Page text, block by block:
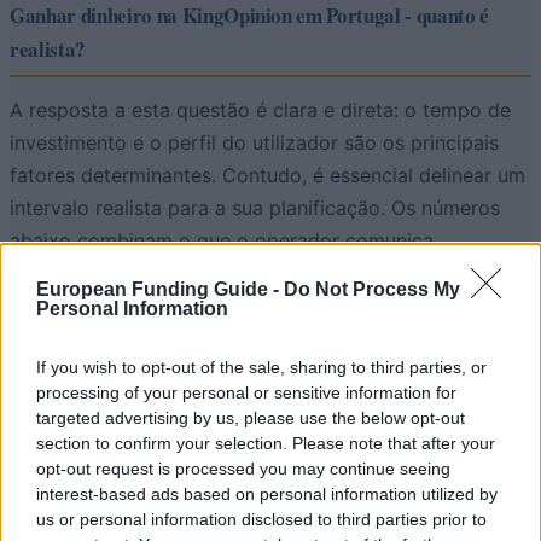
European Funding Guide - Do Not Process My
Personal Information
If you wish to opt-out of the sale, sharing to third parties, or
processing of your personal or sensitive information for
targeted advertising by us, please use the below opt-out
section to confirm your selection. Please note that after your
opt-out request is processed you may continue seeing
interest-based ads based on personal information utilized by
us or personal information disclosed to third parties prior to
Ganhar dinheiro na KingOpinion em Portugal - quanto é
realista?
A resposta a esta questão é clara e direta: o tempo de
investimento e o perfil do utilizador são os principais
fatores determinantes. Contudo, é essencial delinear um
intervalo realista para a sua planificação. Os números
abaixo combinam o que o operador comunica
português.
até 6 €
por pesquisa
(tecto na landing PT)
2 €
(referência do operador)
10-40 € 10-30 min